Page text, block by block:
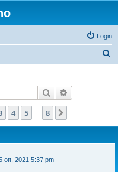
Login
Cerca
4 5 8
ott, 2021 5:37 pm